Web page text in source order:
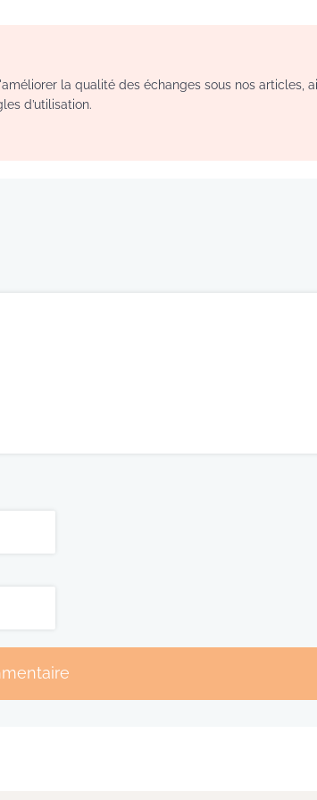
la qualité des échanges sous nos articles,
d’utilisation.